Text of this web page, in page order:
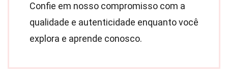
Confie em nosso compromisso com a
qualidade e autenticidade enquanto você
explora e aprende conosco.